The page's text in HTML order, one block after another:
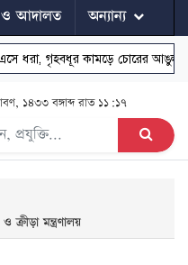
আদালত অন্যান্য
গৃহবধূর কামড়ে চোরের আঙুল
১৪৩৩ বঙ্গাব্দরাত ১১:১৭
মন্ত্রণালয়